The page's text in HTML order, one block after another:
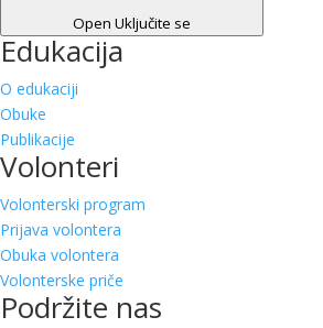
Open Uključite se
Edukacija
O edukaciji
Obuke
Publikacije
Volonteri
Volonterski program
Prijava volontera
Obuka volontera
Volonterske priče
Podržite nas